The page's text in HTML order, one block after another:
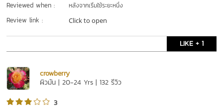
Reviewed when : หลังจากเริ่มใช้ระยะหนึ่ง
Review link : Click to open
LIKE + 1
crowberry
ผิวมัน | 20-24 Yrs | 132 รีวิว
3